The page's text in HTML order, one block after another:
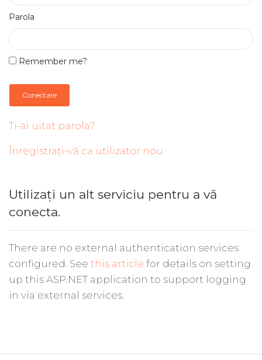
Parola
Remember me?
Conectare
Ti-ai uitat parola?
Înregistrați-vă ca utilizator nou
Utilizați un alt serviciu pentru a vă
conecta.
There are no external authentication services
configured. See this article for details on setting
up this ASP.NET application to support logging
in via external services.